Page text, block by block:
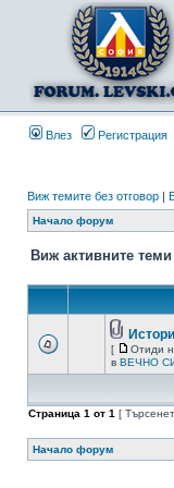
Влез Регистрация
Виж темите без отговор |
Начало форум
Виж активните теми
[ Отиди
в ВЕЧНО
Страница 1 от 1 [
Начало форум